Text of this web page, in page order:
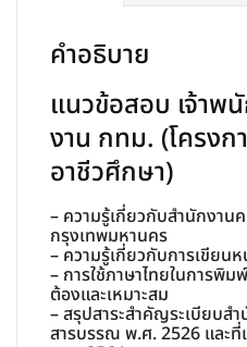
กำลัง
อาชีวศึกษา)
คำอธิบาย
แนวข้อสอบ เจ้าพ
งาน กทม. (โครงก
อาชีวศึกษา)
– ความรู้เกี่ยวกับสำนักงาน
กรุงเทพมหานคร
– ความรู้เกี่ยวกับการเขียน
– การใช้ภาษาไทยในการพิ
ต้องและเหมาะสม
– สรุปสาระสำคัญระเบียบส
สารบรรณ พ.ศ. 2526 และ